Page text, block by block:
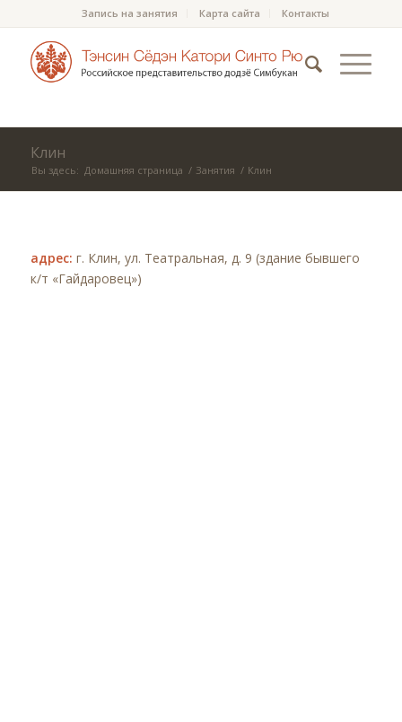
Запись на занятия Карта сайта Контакты
Клин
Вы здесь: Домашняя страница / Занятия / Клин
адрес: г. Клин, ул. Театральная, д. 9 (здание бывшего
к/т «Гайдаровец»)